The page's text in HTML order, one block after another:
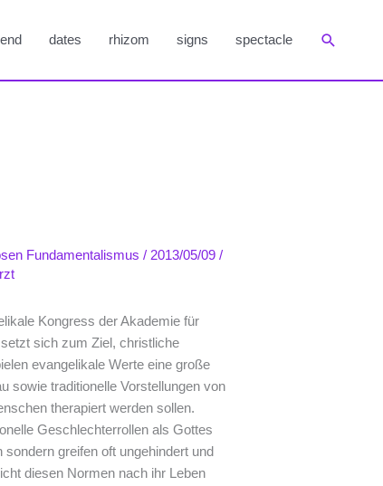
dates rhizom signs spectacle Suchen
Fundamentalismus/ 2013/05/09/
Kongress der Akademie für
sich zum Ziel, christliche
evangelikale Werte eine große
sowie traditionelle Vorstellungen von
therapiert werden sollen.
Geschlechterrollen als Gottes
greifen oft ungehindert und
diesen Normen nach ihr Leben